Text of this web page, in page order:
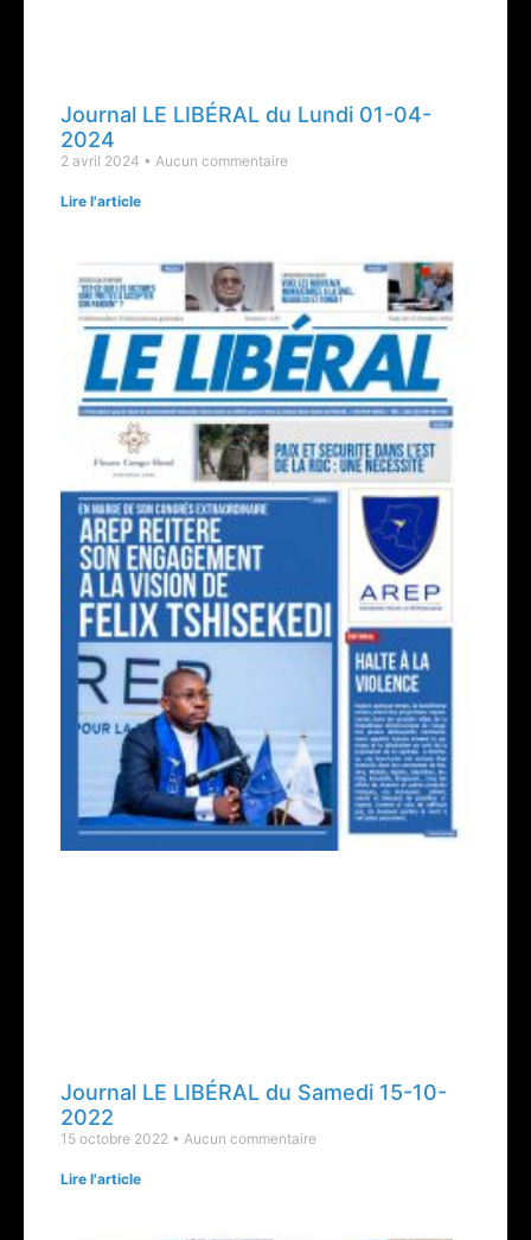
Journal LE LIBÉRAL du Lundi 01-04-
2024
2 avril 2024 Aucun commentaire
Lire l'article
Journal LE LIBÉRAL du Samedi 15-10-
2022
15 octobre 2022 Aucun commentaire
Lire l'article